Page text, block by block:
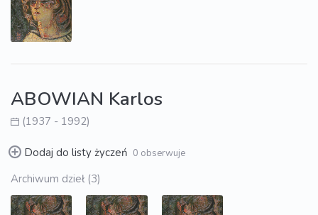
ABOWIAN Karlos
(1937 - 1992)
Dodaj do listy życzeń 0 obserwuje
Archiwum dzieł (3)